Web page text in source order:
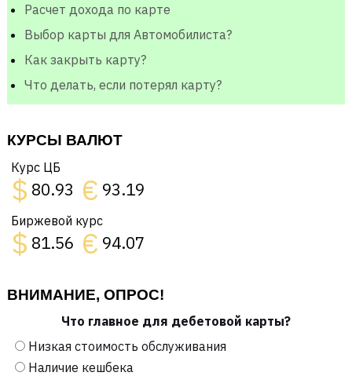
Расчет дохода по карте
Выбор карты для Автомобилиста?
Как закрыть карту?
Что делать, если потерял карту?
КУРСЫ ВАЛЮТ
Курс ЦБ
$ 80.93 € 93.19
Биржевой курс
$ 81.56 € 94.07
ВНИМАНИЕ, ОПРОС!
Что главное для дебетовой карты?
Низкая стоимость обслуживания
Наличие кешбека